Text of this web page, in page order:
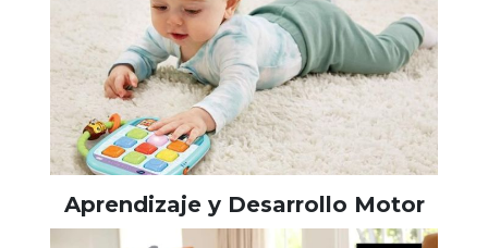
Aprendizaje y Desarrollo Motor